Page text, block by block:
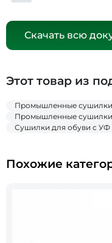
Скачать всю
Этот товар из
Промышленные сушилки
Промышленные
Сушилки для обуви с УФ
Похожие